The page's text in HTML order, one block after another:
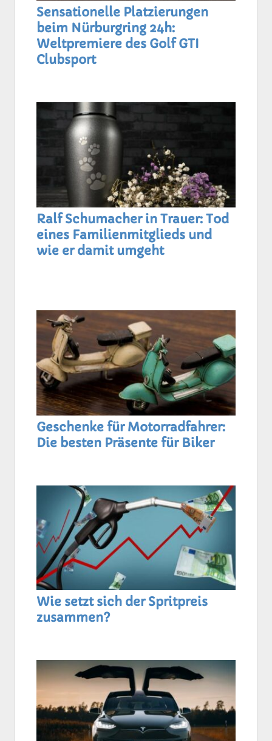
Sensationelle Platzierungen
beim Nürburgring 24h:
Weltpremiere des Golf GTI
Clubsport
Ralf Schumacher in Trauer: Tod
eines Familienmitglieds und
wie er damit umgeht
Geschenke für Motorradfahrer:
Die besten Präsente für Biker
Wie setzt sich der Spritpreis
zusammen?